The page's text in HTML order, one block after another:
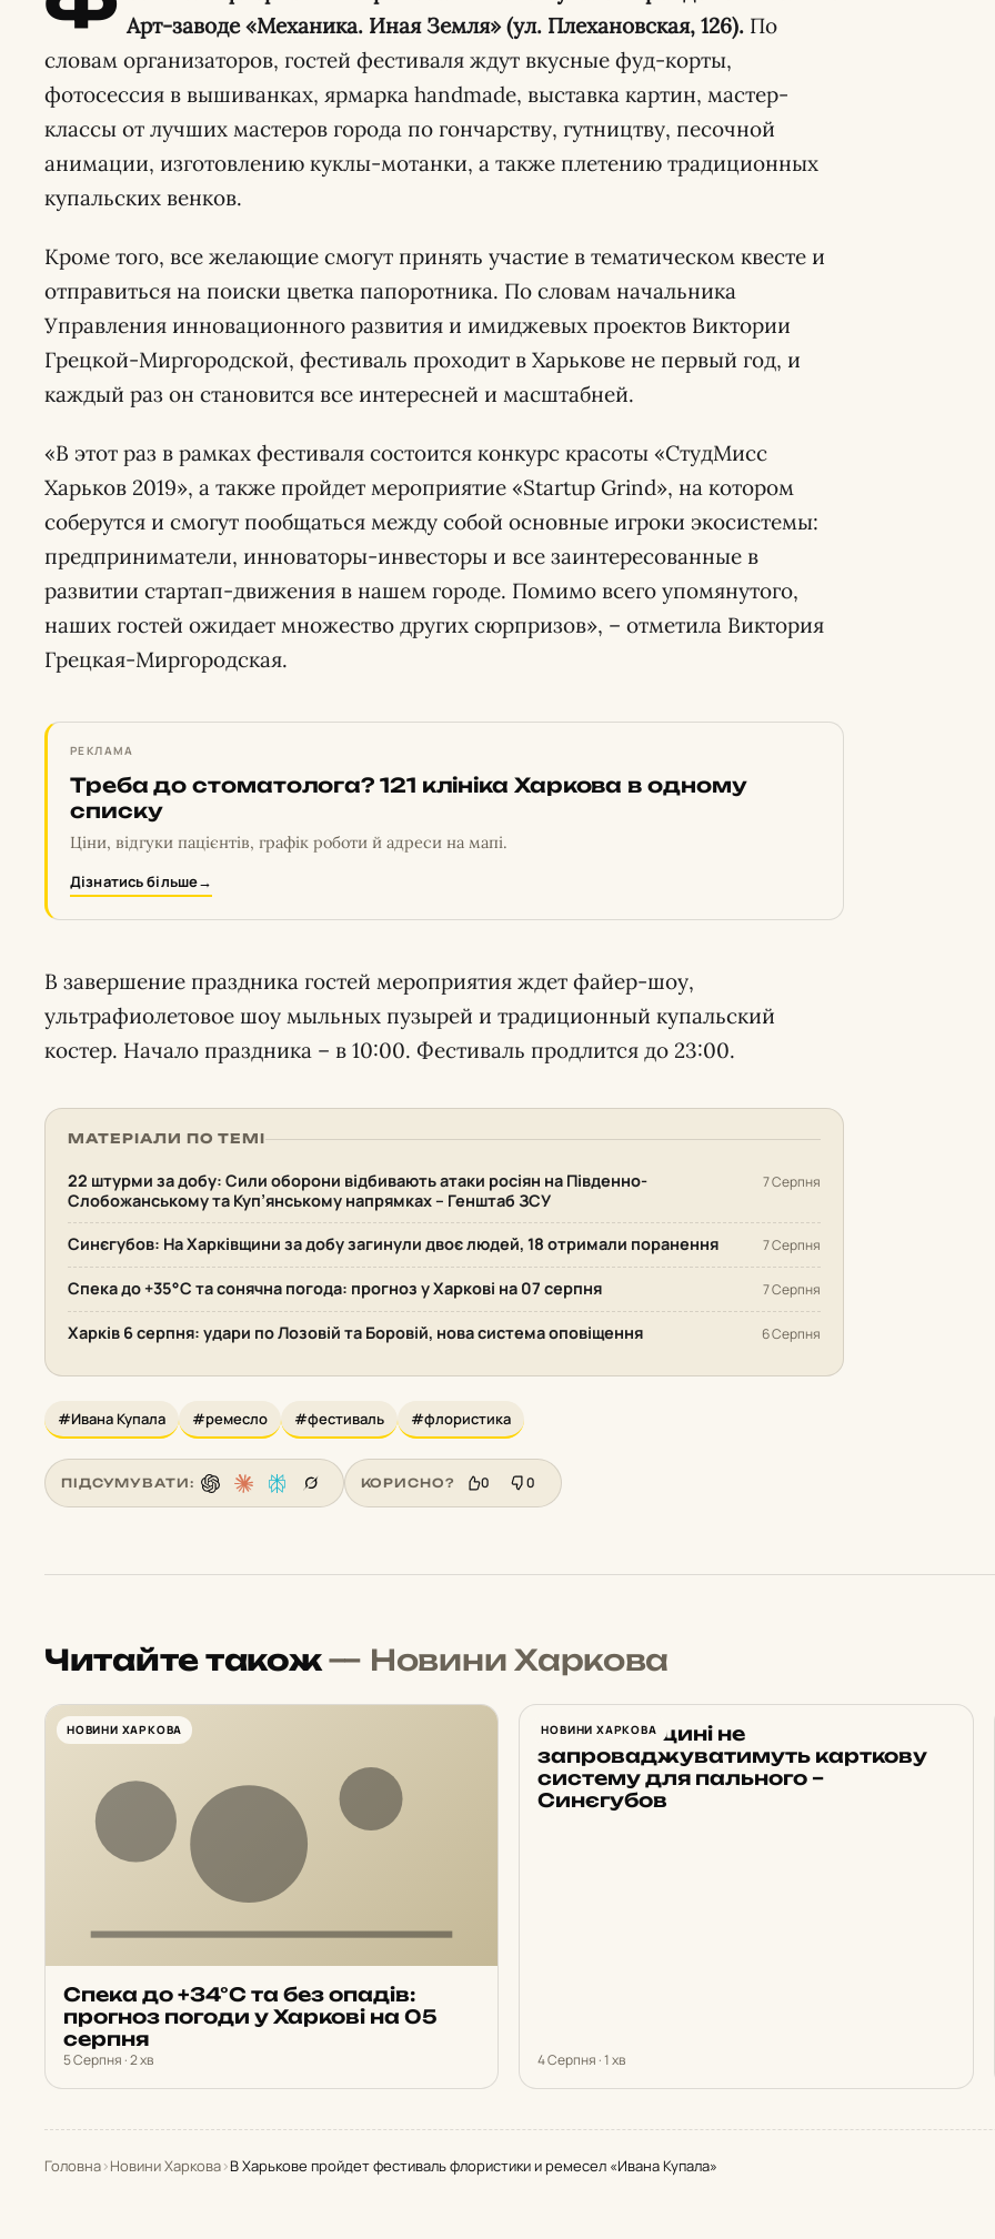
Арт-заводе «Механика. Иная Земля» (ул. Плехановская, 126). По
словам организаторов, гостей фестиваля ждут вкусные фуд-корты,
фотосессия в вышиванках, ярмарка handmade, выставка картин, мастер-
классы от лучших мастеров города по гончарству, гутництву, песочной
анимации, изготовлению куклы-мотанки, а также плетению традиционных
купальских венков.
Кроме того, все желающие смогут принять участие в тематическом квесте и
отправиться на поиски цветка папоротника. По словам начальника
Управления инновационного развития и имиджевых проектов Виктории
Грецкой-Миргородской, фестиваль проходит в Харькове не первый год, и
каждый раз он становится все интересней и масштабней.
«В этот раз в рамках фестиваля состоится конкурс красоты «СтудМисс
Харьков 2019», а также пройдет мероприятие «Startup Grind», на котором
соберутся и смогут пообщаться между собой основные игроки экосистемы:
предприниматели, инноваторы-инвесторы и все заинтересованные в
развитии стартап-движения в нашем городе. Помимо всего упомянутого,
наших гостей ожидает множество других сюрпризов», – отметила Виктория
Грецкая-Миргородская.
РЕКЛАМА
Треба до стоматолога? 121 клініка Харкова в одному
списку
Ціни, відгуки пацієнтів, графік роботи й адреси на мапі.
Дізнатись більше→
В завершение праздника гостей мероприятия ждет файер-шоу,
ультрафиолетовое шоу мыльных пузырей и традиционный купальский
костер. Начало праздника – в 10:00. Фестиваль продлится до 23:00.
МАТЕРІАЛИ ПО ТЕМІ
22 штурми за добу: Сили оборони відбивають атаки росіян на Південно-
Слобожанському та Куп’янському напрямках – Генштаб ЗСУ
7 Серпня
Синєгубов: На Харківщини за добу загинули двоє людей, 18 отримали поранення 7 Серпня
Спека до +35°С та сонячна погода: прогноз у Харкові на 07 серпня 7 Серпня
Харків 6 серпня: удари по Лозовій та Боровій, нова система оповіщення 6 Серпня
#Ивана Купала #ремесло #фестиваль #флористика
ПІДСУМУВАТИ: КОРИСНО? 0 0
Читайте також— Новини Харкова
НОВИНИ ХАРКОВА
Спека до +34°С та без опадів:
прогноз погоди у Харкові на 05
серпня
5 Серпня · 2 хв
НОВИНИ ХАРКОВА
На Харківщині не
запроваджуватимуть карткову
систему для пального –
Синєгубов
4 Серпня · 1 хв
Головна›Новини Харкова›В Харькове пройдет фестиваль флористики и ремесел «Ивана Купала»